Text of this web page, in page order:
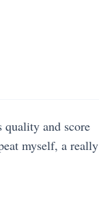
quality and score
myself, a really